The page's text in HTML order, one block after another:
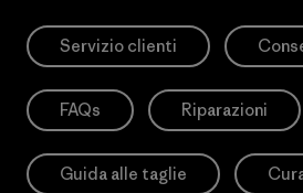
Servizio clienti
FAQs Riparazioni
Guida alle taglie